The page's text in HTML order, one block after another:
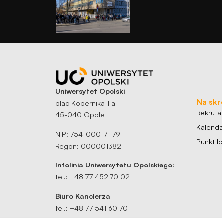
Uniwersytet Opolski
plac Kopernika 11a
45-040 Opole
NIP: 754-000-71-79
Regon: 000001382
Infolinia Uniwersytetu Opolskiego:
tel.: +48 77 452 70 02
Biuro Kanclerza:
tel.: +48 77 541 60 70
sekretariat@uni.opole.pl
Na
Punkt